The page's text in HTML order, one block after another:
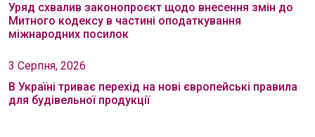
Уряд схвалив законопроєкт щодо внесення змін до
Митного кодексу в частині оподаткування
міжнародних посилок
3 Серпня, 2026
В Україні триває перехід на нові європейські правила
для будівельної продукції